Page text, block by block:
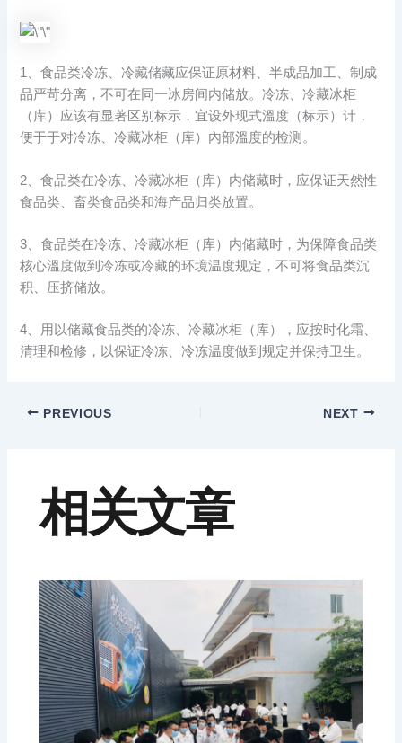
1、食品类冷冻、冷藏储藏应保证原材料、半成品加工、制成
品严苛分离，不可在同一冰房间内储放。冷冻、冷藏冰柜
（库）应该有显著区别标示，宜设外现式溫度（标示）计，
便于于对冷冻、冷藏冰柜（库）內部溫度的检测。
2、食品类在冷冻、冷藏冰柜（库）内储藏时，应保证天然性
食品类、畜类食品类和海产品归类放置。
3、食品类在冷冻、冷藏冰柜（库）内储藏时，为保障食品类
核心溫度做到冷冻或冷藏的环境温度规定，不可将食品类沉
积、压挤储放。
4、用以储藏食品类的冷冻、冷藏冰柜（库），应按时化霜、
清理和检修，以保证冷冻、冷冻温度做到规定并保持卫生。
PREVIOUS NEXT
相关文章